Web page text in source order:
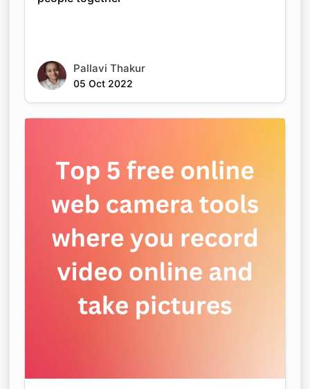
Pallavi Thakur
05 Oct 2022